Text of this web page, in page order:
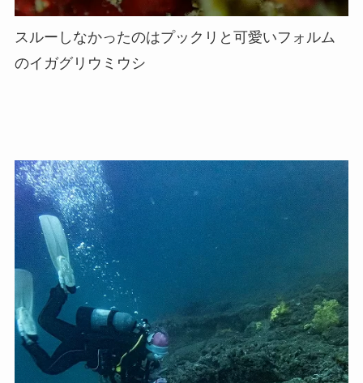
スルーしなかったのはプックリと可愛いフォルム
のイガグリウミウシ